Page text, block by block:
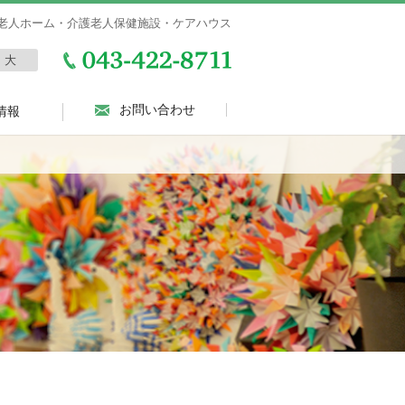
ホーム・介護老人保健施設・ケアハウス
大
報 お問い合わせ